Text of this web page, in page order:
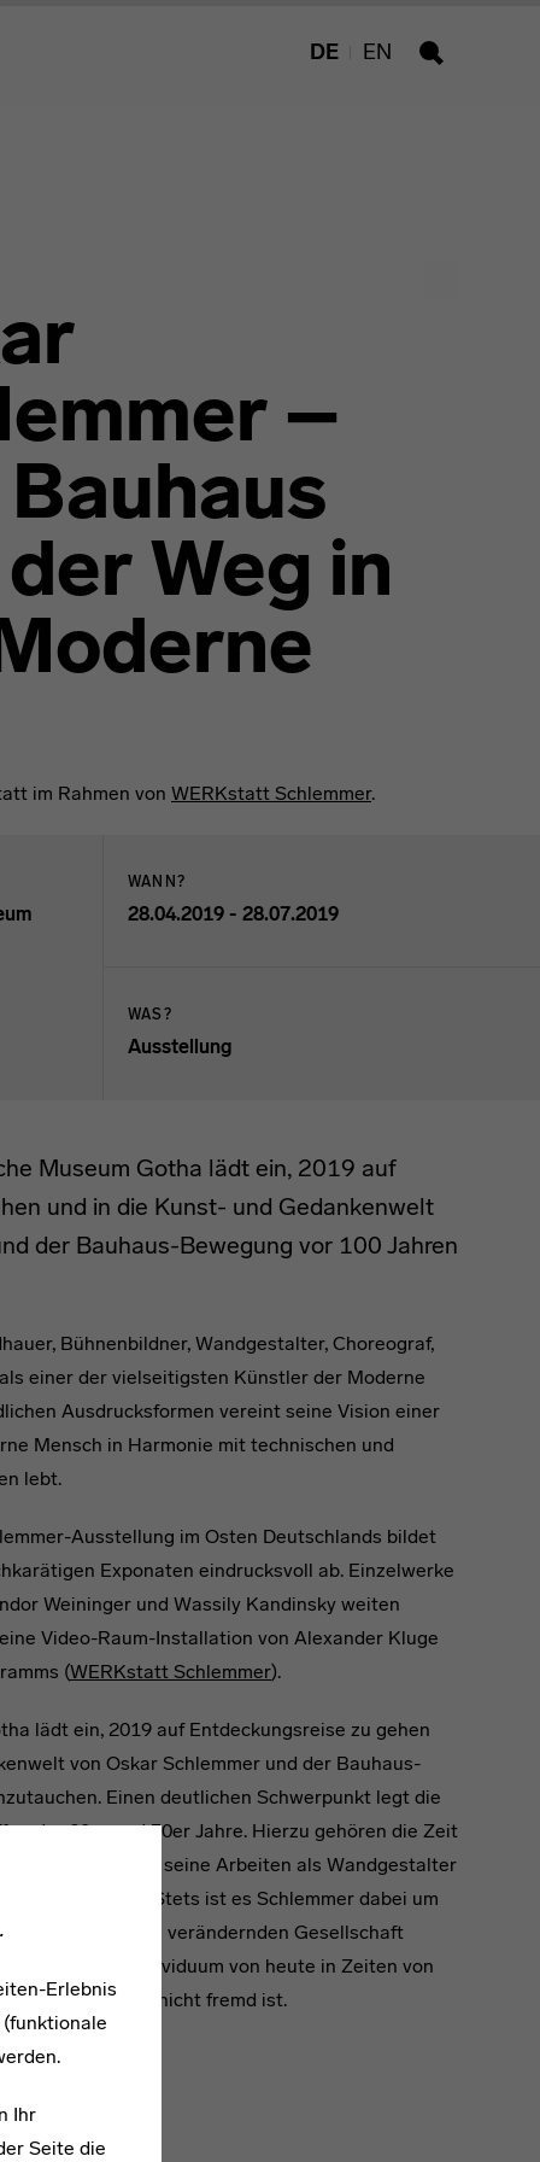
Erlebnis
Ihr
Seite die
DE EN
–
Weg in
im Rahmen von WERKstatt Schlemmer.
Format herunterladen.
WANN?
28.04.2019 - 28.07.2019
WAS?
Ausstellung
Museum Gotha lädt ein, 2019 auf
und in die Kunst- und Gedankenwelt
der Bauhaus-Bewegung vor 100 Jahren
Bühnenbildner, Wandgestalter, Choreograf,
einer der vielseitigsten Künstler der Moderne
Ausdrucksformen vereint seine Vision einer
Mensch in Harmonie mit technischen und
lebt.
Ausstellung im Osten Deutschlands bildet
Exponaten eindrucksvoll ab. Einzelwerke
Weininger und Wassily Kandinsky weiten
Video-Raum-Installation von Alexander Kluge
(WERKstatt Schlemmer).
lädt ein, 2019 auf Entdeckungsreise zu gehen
von Oskar Schlemmer und der Bauhaus-
Einen deutlichen Schwerpunkt legt die
der 20er und 30er Jahre. Hierzu gehören die Zeit
ebenso wie seine Arbeiten als Wandgestalter
und Tanz. Stets ist es Schlemmer dabei um
in einer sich verändernden Gesellschaft
gestressten Individuum von heute in Zeiten von
Co. durchaus nicht fremd ist.